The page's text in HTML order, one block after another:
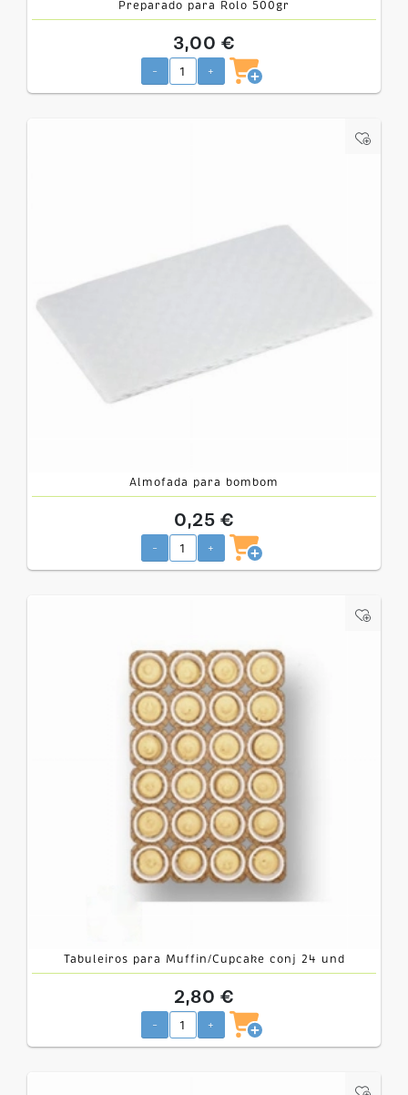
Preparado para Rolo 500gr
3,00 €
- +
Almofada para bombom
0,25 €
- +
Tabuleiros para Muffin/Cupcake conj 24 und
2,80 €
- +